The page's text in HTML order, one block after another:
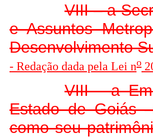
VIII – a
e Assuntos
Desenvolvimento
- Redação dada pela Lei no
VIII - a
Estado de Goiás
como seu